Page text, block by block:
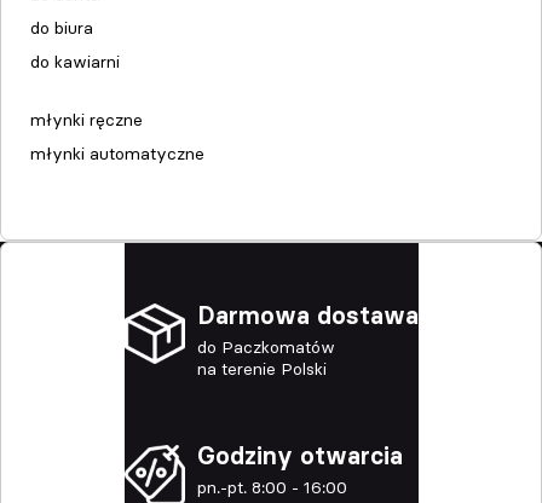
do biura
do kawiarni
młynki ręczne
młynki automatyczne
Darmowa dostawa
do Paczkomatów
na terenie Polski
Godziny otwarcia
pn.-pt. 8:00 - 16:00